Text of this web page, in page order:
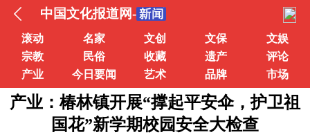
中国文化报道网-
滚动 名家 文创 文保
文娱
宗教
民俗 收藏 遗产
评论
产业
今日要闻 艺术 品牌 市场
产业：椿林镇开展“撑起平安伞，护卫祖
国花”新学期校园安全大检查